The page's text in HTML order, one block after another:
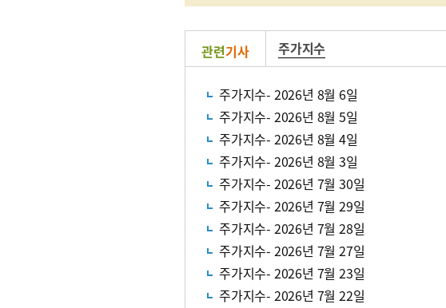
관련기사 주가지수
주가지수- 2026년 8월 6일
주가지수- 2026년 8월 5일
주가지수- 2026년 8월 4일
주가지수- 2026년 8월 3일
주가지수- 2026년 7월 30일
주가지수- 2026년 7월 29일
주가지수- 2026년 7월 28일
주가지수- 2026년 7월 27일
주가지수- 2026년 7월 23일
주가지수- 2026년 7월 22일